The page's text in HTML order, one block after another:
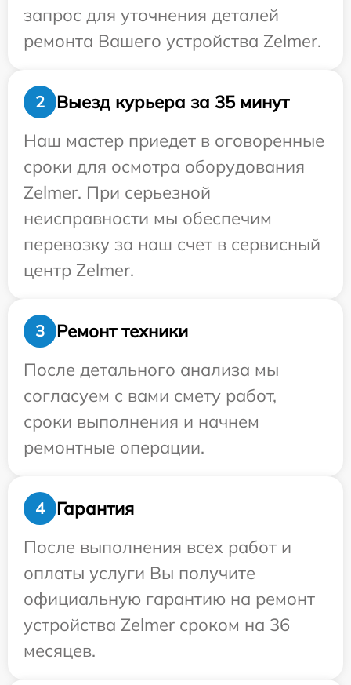
запрос для уточнения деталей
ремонта Вашего устройства Zelmer.
2
Выезд курьера за 35 минут
Наш мастер приедет в оговоренные
сроки для осмотра оборудования
Zelmer. При серьезной
неисправности мы обеспечим
перевозку за наш счет в сервисный
центр Zelmer.
3
Ремонт техники
После детального анализа мы
согласуем с вами смету работ,
сроки выполнения и начнем
ремонтные операции.
4
Гарантия
После выполнения всех работ и
оплаты услуги Вы получите
официальную гарантию на ремонт
устройства Zelmer сроком на 36
месяцев.